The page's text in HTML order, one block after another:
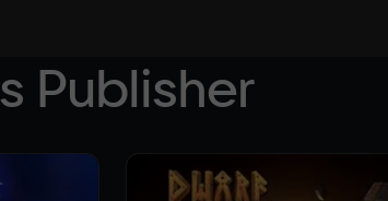
Publisher